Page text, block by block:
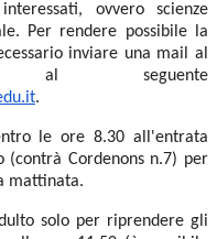
ovvero scienze
Per rendere possibile la
inviare una mail al
al seguente
.
le ore 8.30 all'entrata
Cordenons n.7) per
mattinata.
solo per riprendere gli